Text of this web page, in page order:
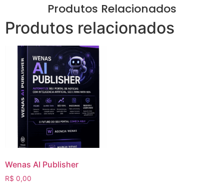
Produtos Relacionados
Produtos relacionados
Wenas AI Publisher
R$ 0,00